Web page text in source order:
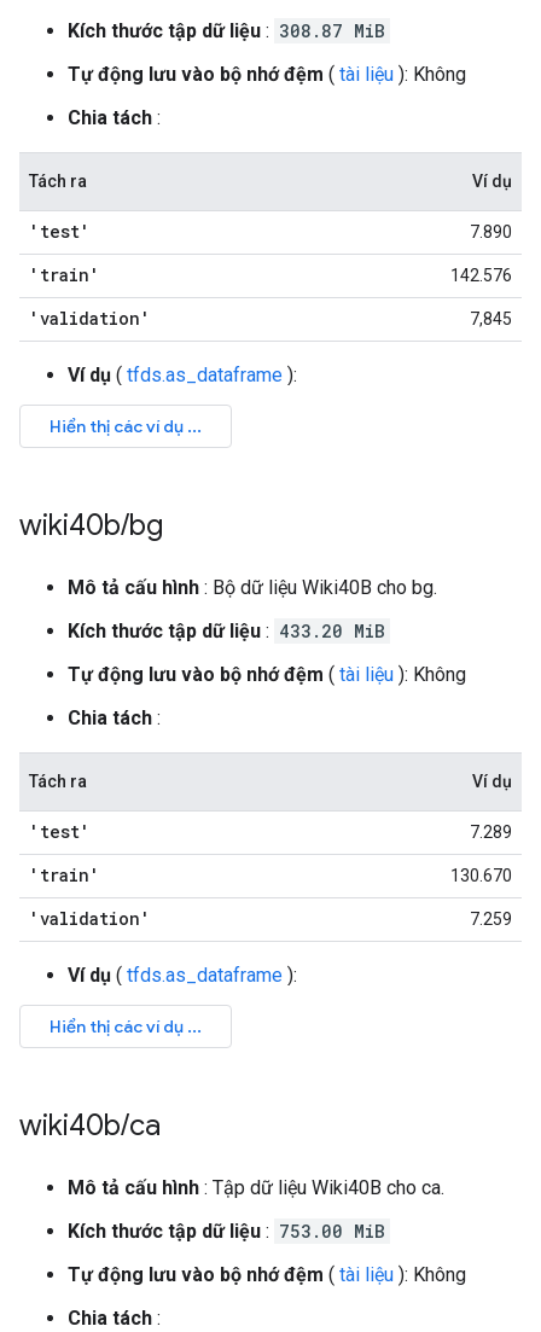
Kích thước tập dữ liệu : 308.87 MiB
Tự động lưu vào bộ nhớ đệm ( tài liệu ): Không
Chia tách :
Tách ra Ví dụ
'test' 7.890
'train' 142.576
'validation' 7,845
Ví dụ ( tfds.as_dataframe ):
wiki40b/bg
Mô tả cấu hình : Bộ dữ liệu Wiki40B cho bg.
Kích thước tập dữ liệu : 433.20 MiB
Tự động lưu vào bộ nhớ đệm ( tài liệu ): Không
Chia tách :
Tách ra Ví dụ
'test' 7.289
'train' 130.670
'validation' 7.259
Ví dụ ( tfds.as_dataframe ):
wiki40b/ca
Mô tả cấu hình : Tập dữ liệu Wiki40B cho ca.
Kích thước tập dữ liệu : 753.00 MiB
Tự động lưu vào bộ nhớ đệm ( tài liệu ): Không
Chia tách :